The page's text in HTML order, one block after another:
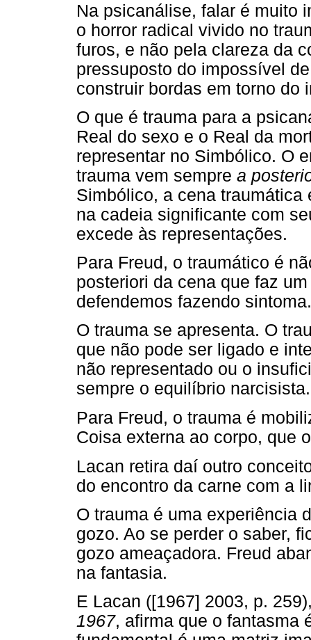
Na psicanálise, falar é muito
o horror radical vivido no
furos, e não pela clareza da
pressuposto do impossível
construir bordas em torno do
O que é trauma para a
Real do sexo e o Real da
representar no Simbólico. O
trauma vem sempre a
Simbólico, a cena
na cadeia significante com
excede às representações.
Para Freud, o traumático é
posteriori da cena que faz
defendemos fazendo sintoma.
O trauma se apresenta. O
que não pode ser ligado e
não representado ou o
sempre o equilíbrio narcisista.
Para Freud, o trauma é
Coisa externa ao corpo, que
Lacan retira daí outro
do encontro da carne com a
O trauma é uma experiência
gozo. Ao se perder o saber,
gozo ameaçadora. Freud
na fantasia.
E Lacan ([1967] 2003, p.
1967, afirma que o fantasma